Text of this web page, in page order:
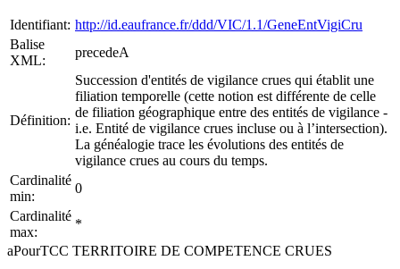
Identifiant: http://id.eaufrance.fr/ddd/VIC/1.1/GeneEntVigiCru
Balise
XML:
precedeA
Définition:
Succession d'entités de vigilance crues qui établit une
filiation temporelle (cette notion est différente de celle
de filiation géographique entre des entités de vigilance -
i.e. Entité de vigilance crues incluse ou à l’intersection).
La généalogie trace les évolutions des entités de
vigilance crues au cours du temps.
Cardinalité
min:
0
Cardinalité
max:
*
aPourTCC TERRITOIRE DE COMPETENCE CRUES